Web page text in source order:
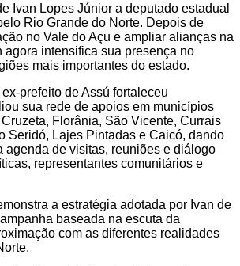
Ivan Lopes Júnior a deputado estadual
Rio Grande do Norte. Depois de
no Vale do Açu e ampliar alianças na
agora intensifica sua presença no
mais importantes do estado.
prefeito de Assú fortaleceu
sua rede de apoios em municípios
Florânia, São Vicente, Currais
Seridó, Lajes Pintadas e Caicó, dando
agenda de visitas, reuniões e diálogo
representantes comunitários e
a estratégia adotada por Ivan de
baseada na escuta da
com as diferentes realidades